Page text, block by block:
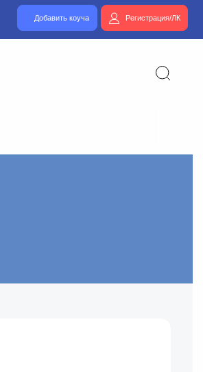
Добавить коуча Регистрация/ЛК